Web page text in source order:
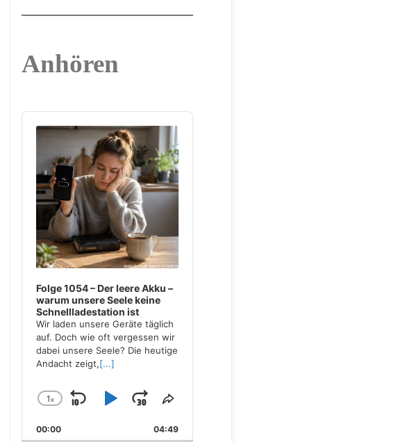
Anhören
Audio
Player
Folge 1054 – Der leere Akku –
warum unsere Seele keine
Schnellladestation ist
Wir laden unsere Geräte täglich
auf. Doch wie oft vergessen wir
dabei unsere Seele? Die heutige
Andacht zeigt,[...]
Change
Rate
1x
Skip
Backward
Play
Pause
Jump
Forward
Share
Episode
00:00 04:49